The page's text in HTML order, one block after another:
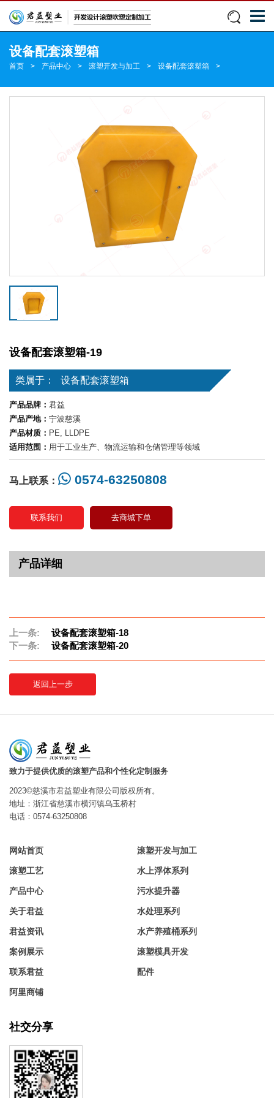
设备配套滚塑箱
首页 > 产品中心 > 滚塑开发与加工 > 设备配套滚塑箱 >
设备配套滚塑箱-19
类属于： 设备配套滚塑箱
产品品牌： 君益
产品产地： 宁波慈溪
产品材质： PE, LLDPE
适用范围： 用于工业生产、物流运输和仓储管理等领域
马上联系： 0574-63250808
联系我们 去商城下单
产品详细
上一条:
设备配套滚塑箱-18
下一条:
设备配套滚塑箱-20
返回上一步
致力于提供优质的滚塑产品和个性化定制服务
2023©慈溪市君益塑业有限公司版权所有。
地址：浙江省慈溪市横河镇乌玉桥村
电话：0574-63250808
网站首页
滚塑工艺
产品中心
关于君益
君益资讯
案例展示
联系君益
阿里商铺
滚塑开发与加工
水上浮体系列
污水提升器
水处理系列
水产养殖桶系列
滚塑模具开发
配件
社交分享